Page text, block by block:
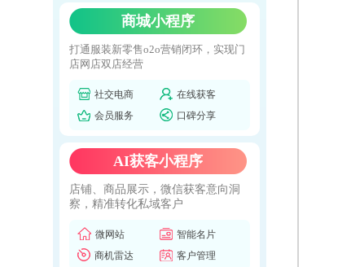
商城小程序
打通服装新零售o2o营销闭环，实现门
店网店双店经营
社交电商
在线获客
会员服务
口碑分享
AI获客小程序
店铺、商品展示，微信获客意向洞
察，精准转化私域客户
微网站
智能名片
商机雷达
客户管理